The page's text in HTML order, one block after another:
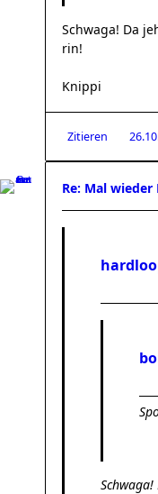
Schwaga! Da
rin!
Knippi
Zitieren
Re: Mal wieder